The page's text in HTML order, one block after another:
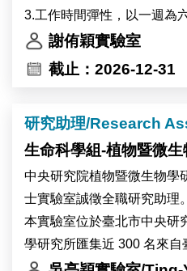
(4) 科學文獻研讀與研究成
(5) 實驗室管理與其他交辦事
3.工作時間彈性，以一週為
謝侑穎實驗室
截止：2026-12-31
研究助理/Research
生命科學組-植物暨微
中央研究院植物暨微生物學
士實驗室誠徵全職研究助理。
本實驗室位於臺北市中央研
學研究所匯集近 300 名來
的研究人員與工作人員，並